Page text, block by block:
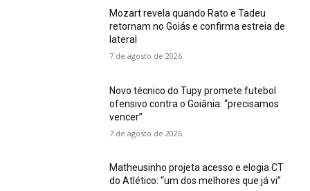
Mozart revela quando Rato e Tadeu
retornam no Goiás e confirma estreia de
lateral
7 de agosto de 2026
Novo técnico do Tupy promete futebol
ofensivo contra o Goiânia: “precisamos
vencer”
7 de agosto de 2026
Matheusinho projeta acesso e elogia CT
do Atlético: “um dos melhores que já vi”